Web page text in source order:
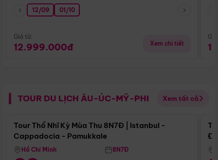
12/09 01/10
Giá từ:
12.999.000đ Xem chi tiết
TOUR DU LỊCH ÂU-ÚC-MỸ-PHI Xem tất cả
Điểm nổi bật
Tour Thổ Nhĩ Kỳ Mùa Thu 8N7Đ | Istanbul -
Cappadocia - Pamukkale
Hồ Chí Minh 8N7Đ